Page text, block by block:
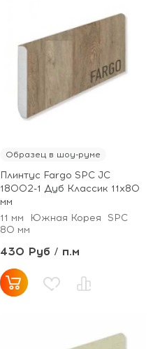
Образец в шоу-руме
Плинтус Fargo SPC JC
18002-1 Дуб Классик 11х80
мм
11 мм
Южная Корея
SPC
80 мм
430 Руб / п.м